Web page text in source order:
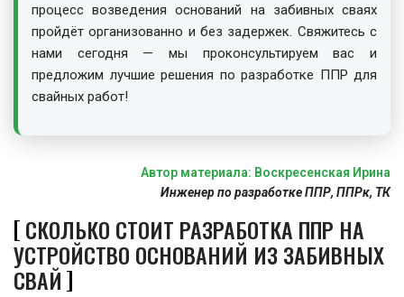
процесс возведения оснований на забивных сваях
пройдёт организованно и без задержек. Свяжитесь с
нами сегодня — мы проконсультируем вас и
предложим лучшие решения по разработке ППР для
свайных работ!
Автор материала: Воскресенская Ирина
Инженер по разработке ППР, ППРк, ТК
СКОЛЬКО СТОИТ РАЗРАБОТКА ППР НА
УСТРОЙСТВО ОСНОВАНИЙ ИЗ ЗАБИВНЫХ
СВАЙ